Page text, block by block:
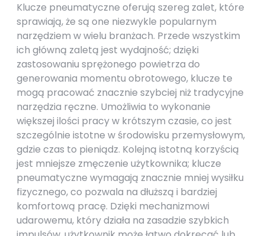
Klucze pneumatyczne oferują szereg zalet, które
sprawiają, że są one niezwykle popularnym
narzędziem w wielu branżach. Przede wszystkim
ich główną zaletą jest wydajność; dzięki
zastosowaniu sprężonego powietrza do
generowania momentu obrotowego, klucze te
mogą pracować znacznie szybciej niż tradycyjne
narzędzia ręczne. Umożliwia to wykonanie
większej ilości pracy w krótszym czasie, co jest
szczególnie istotne w środowisku przemysłowym,
gdzie czas to pieniądz. Kolejną istotną korzyścią
jest mniejsze zmęczenie użytkownika; klucze
pneumatyczne wymagają znacznie mniej wysiłku
fizycznego, co pozwala na dłuższą i bardziej
komfortową pracę. Dzięki mechanizmowi
udarowemu, który działa na zasadzie szybkich